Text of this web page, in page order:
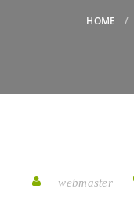
HOME
webmaster